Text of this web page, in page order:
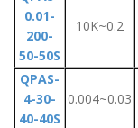
0.01-
200-
50-50S
10K~0.2
QPAS-
4-30-
40-40S
0.004~0.03